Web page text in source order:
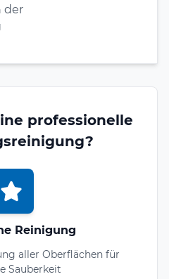
der
professionelle
Reinigung
aller Oberflächen für
Sauberkeit